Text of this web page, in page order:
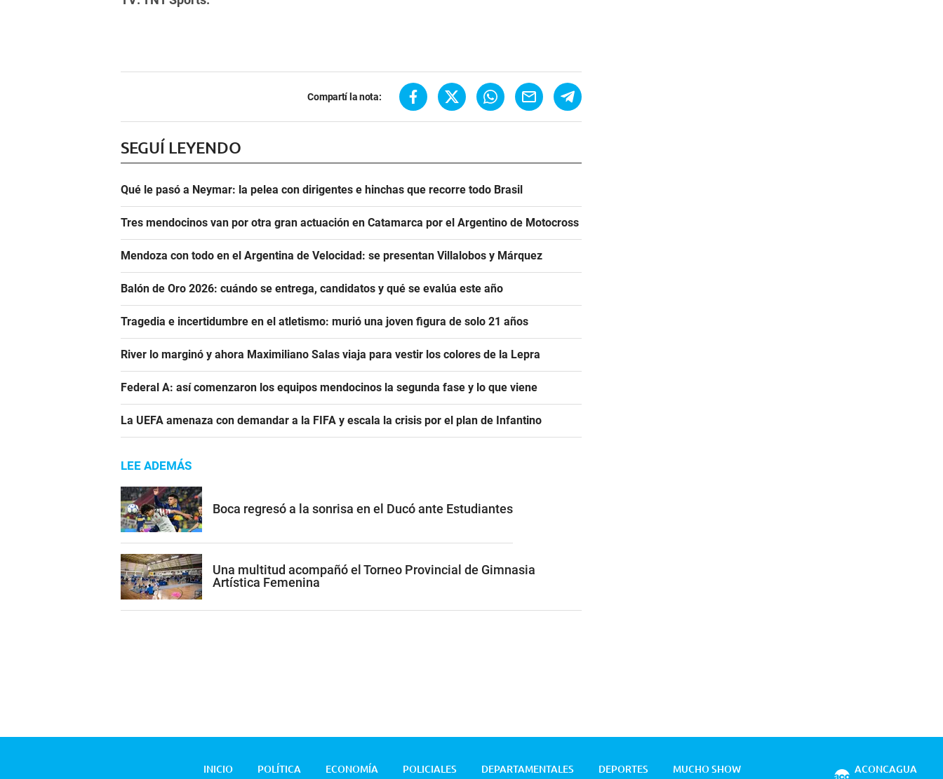
Compartí la nota:
SEGUÍ LEYENDO
Qué le pasó a Neymar: la pelea con dirigentes e hinchas que recorre todo Brasil
Tres mendocinos van por otra gran actuación en Catamarca por el Argentino de Motocross
Mendoza con todo en el Argentina de Velocidad: se presentan Villalobos y Márquez
Balón de Oro 2026: cuándo se entrega, candidatos y qué se evalúa este año
Tragedia e incertidumbre en el atletismo: murió una joven figura de solo 21 años
River lo marginó y ahora Maximiliano Salas viaja para vestir los colores de la Lepra
Federal A: así comenzaron los equipos mendocinos la segunda fase y lo que viene
La UEFA amenaza con demandar a la FIFA y escala la crisis por el plan de Infantino
LEE ADEMÁS
Boca regresó a la sonrisa en el Ducó ante Estudiantes
Una multitud acompañó el Torneo Provincial de Gimnasia
Artística Femenina
INICIO POLÍTICA ECONOMÍA POLICIALES DEPARTAMENTALES DEPORTES
MUCHO SHOW
ACONCAGUA